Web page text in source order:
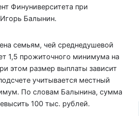
Финуниверситета при
Балынин.
семьям, чей среднедушевой
1,5 прожиточного минимума на
этом размер выплаты зависит
учитывается местный
По словам Балынина, сумма
100 тыс. рублей.